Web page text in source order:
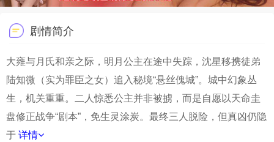
剧情简介
大雍与月氏和亲之际，明月公主在途中失踪，沈星移携徒弟
陆知微（实为罪臣之女）追入秘境“悬丝傀城”。城中幻象丛
生，机关重重。二人惊悉公主并非被掳，而是自愿以天命圭
盘修正战争“剧本”，免生灵涂炭。最终三人脱险，但真凶仍隐
于 详情